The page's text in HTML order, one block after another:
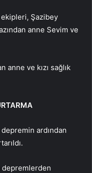
Şazibey
anne Sevim ve
anne ve kızı sağlık
ardından
depremlerden